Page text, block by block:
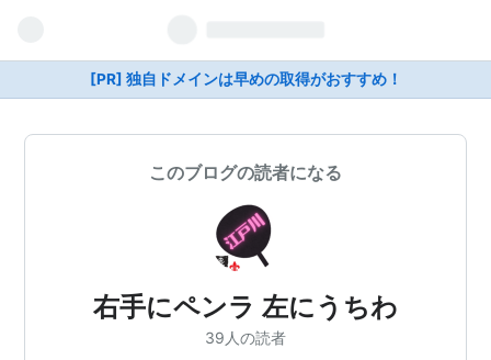
[PR] 独自ドメインは早めの取得がおすすめ！
このブログの読者になる
右手にペンラ 左にうちわ
39人の読者